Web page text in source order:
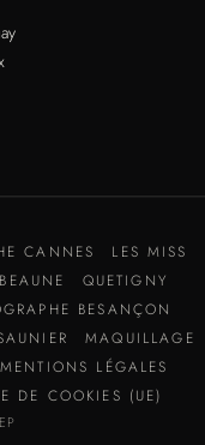
CANNES
LES MISS
BEAUNE
QUETIGNY
BESANÇON
MAQUILLAGE
MENTIONS LÉGALES
DE COOKIES (UE)